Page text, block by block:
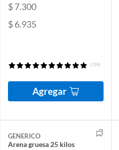
$ 7.300
$ 6.935
(194)
Agregar
GENERICO
Arena gruesa 25 kilos